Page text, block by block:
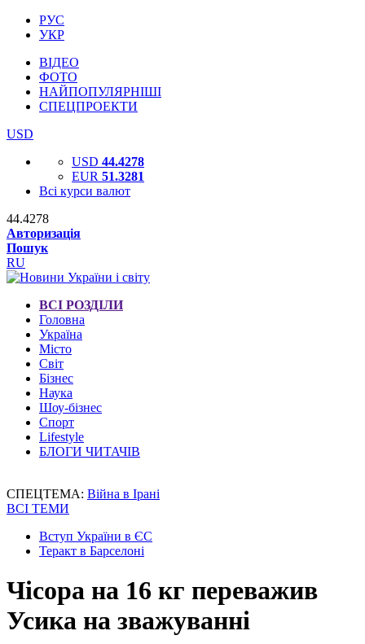
РУС
УКР
ВІДЕО
ФОТО
НАЙПОПУЛЯРНІШІ
СПЕЦПРОЕКТИ
USD
USD 44.4278
EUR 51.3281
Всі курси валют
44.4278
Авторизація
Пошук
RU
ВСІ РОЗДІЛИ
Головна
Україна
Місто
Світ
Бізнес
Наука
Шоу-бізнес
Спорт
Lifestyle
БЛОГИ ЧИТАЧІВ
СПЕЦТЕМА: Війна в Ірані
ВСІ ТЕМИ
Вступ України в ЄС
Теракт в Барселоні
Чісора на 16 кг переважив
Усика на зважуванні